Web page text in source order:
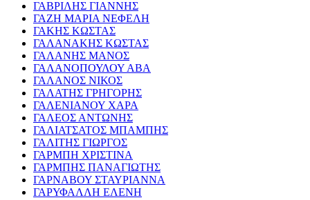
ΓΑΒΡΙΛΗΣ ΓΙΑΝΝΗΣ
ΓΑΖΗ ΜΑΡΙΑ ΝΕΦΕΛΗ
ΓΑΚΗΣ ΚΩΣΤΑΣ
ΓΑΛΑΝΑΚΗΣ ΚΩΣΤΑΣ
ΓΑΛΑΝΗΣ ΜΑΝΟΣ
ΓΑΛΑΝΟΠΟΥΛΟΥ ΑΒΑ
ΓΑΛΑΝΟΣ ΝΙΚΟΣ
ΓΑΛΑΤΗΣ ΓΡΗΓΟΡΗΣ
ΓΑΛΕΝΙΑΝΟΥ ΧΑΡΑ
ΓΑΛΕΟΣ ΑΝΤΩΝΗΣ
ΓΑΛΙΑΤΣΑΤΟΣ ΜΠΑΜΠΗΣ
ΓΑΛΙΤΗΣ ΓΙΩΡΓΟΣ
ΓΑΡΜΠΗ ΧΡΙΣΤΙΝΑ
ΓΑΡΜΠΗΣ ΠΑΝΑΓΙΩΤΗΣ
ΓΑΡΝΑΒΟΥ ΣΤΑΥΡΙΑΝΝΑ
ΓΑΡΥΦΑΛΛΗ ΕΛΕΝΗ